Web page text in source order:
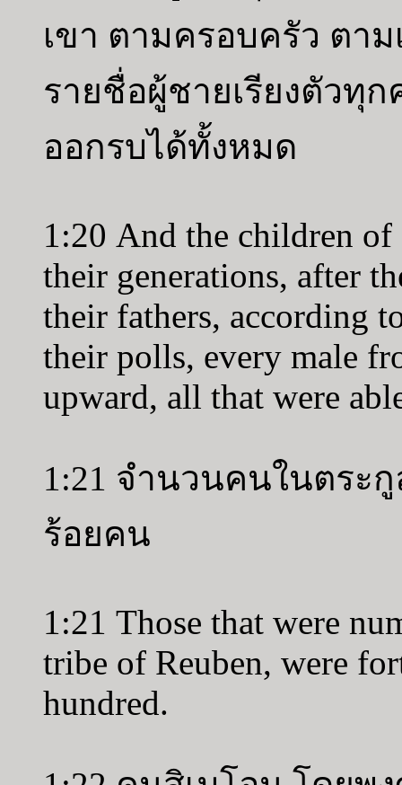
เขา ตามครอบครัว ตา
รายชื่อผู้ชายเรียงตัวทุ
ออกรบได้ทั้งหมด
1:20 And the children of
their generations, after
their fathers, according
their polls, every male
upward, all that were
1:21 จำนวนคนในตระ
ร้อยคน
1:21 Those that were
tribe of Reuben, were
hundred.